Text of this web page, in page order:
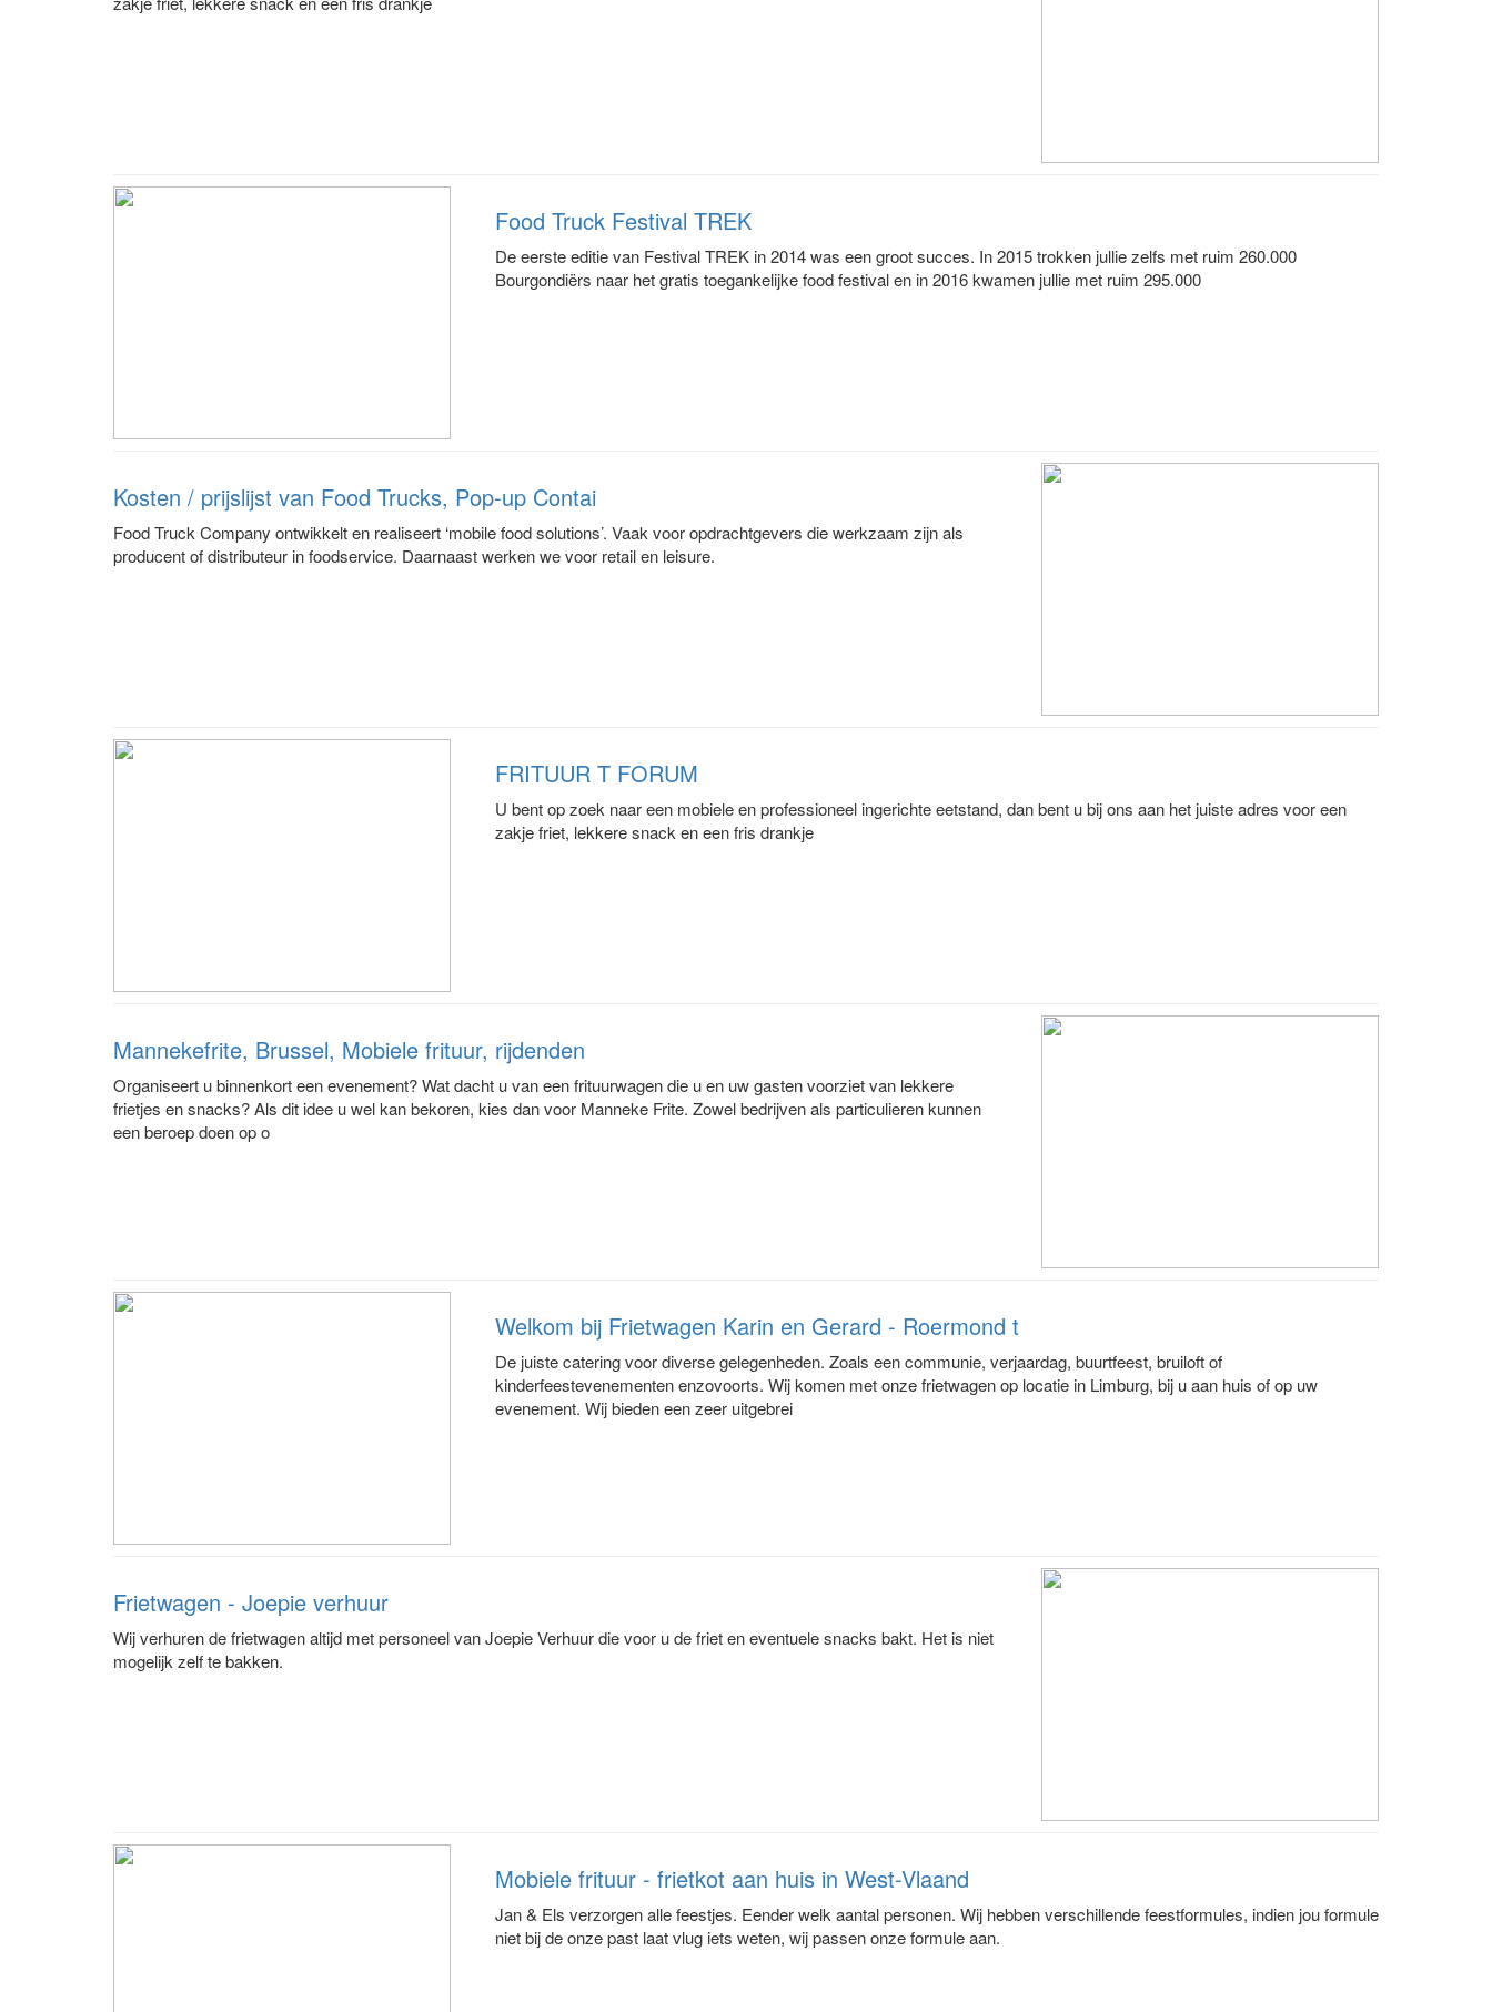
Food Truck Festival TREK
De eerste editie van Festival TREK in 2014 was een groot succes. In 2015 trokken jullie zelfs met ruim 260.000
Bourgondiërs naar het gratis toegankelijke food festival en in 2016 kwamen jullie met ruim 295.000
Kosten / prijslijst van Food Trucks, Pop-up Contai
Food Truck Company ontwikkelt en realiseert ‘mobile food solutions’. Vaak voor opdrachtgevers die werkzaam zijn als
producent of distributeur in foodservice. Daarnaast werken we voor retail en leisure.
FRITUUR T FORUM
U bent op zoek naar een mobiele en professioneel ingerichte eetstand, dan bent u bij ons aan het juiste adres voor een
zakje friet, lekkere snack en een fris drankje
Mannekefrite, Brussel, Mobiele frituur, rijdenden
Organiseert u binnenkort een evenement? Wat dacht u van een frituurwagen die u en uw gasten voorziet van lekkere
frietjes en snacks? Als dit idee u wel kan bekoren, kies dan voor Manneke Frite. Zowel bedrijven als particulieren kunnen
een beroep doen op o
Welkom bij Frietwagen Karin en Gerard - Roermond t
De juiste catering voor diverse gelegenheden. Zoals een communie, verjaardag, buurtfeest, bruiloft of
kinderfeestevenementen enzovoorts. Wij komen met onze frietwagen op locatie in Limburg, bij u aan huis of op uw
evenement. Wij bieden een zeer uitgebrei
Frietwagen - Joepie verhuur
Wij verhuren de frietwagen altijd met personeel van Joepie Verhuur die voor u de friet en eventuele snacks bakt. Het is niet
mogelijk zelf te bakken.
Mobiele frituur - frietkot aan huis in West-Vlaand
Jan & Els verzorgen alle feestjes. Eender welk aantal personen. Wij hebben verschillende feestformules, indien jou formule
niet bij de onze past laat vlug iets weten, wij passen onze formule aan.